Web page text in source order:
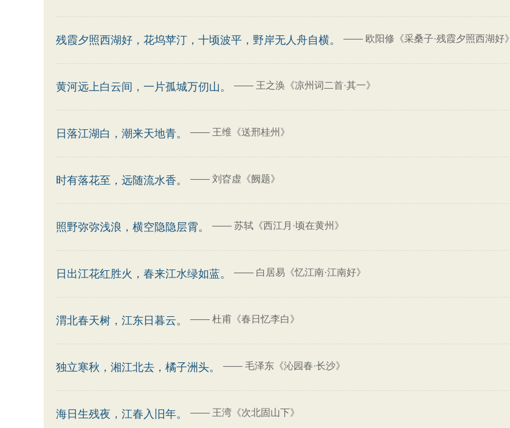
残霞夕照西湖好，花坞苹汀，十顷波平，野岸无人舟自横。 —— 欧阳修《采桑子·残霞夕照西湖好》
黄河远上白云间，一片孤城万仞山。 —— 王之涣《凉州词二首·其一》
日落江湖白，潮来天地青。 —— 王维《送邢桂州》
时有落花至，远随流水香。 —— 刘昚虚《阙题》
照野弥弥浅浪，横空隐隐层霄。 —— 苏轼《西江月·顷在黄州》
日出江花红胜火，春来江水绿如蓝。 —— 白居易《忆江南·江南好》
渭北春天树，江东日暮云。 —— 杜甫《春日忆李白》
独立寒秋，湘江北去，橘子洲头。 —— 毛泽东《沁园春·长沙》
海日生残夜，江春入旧年。 —— 王湾《次北固山下》